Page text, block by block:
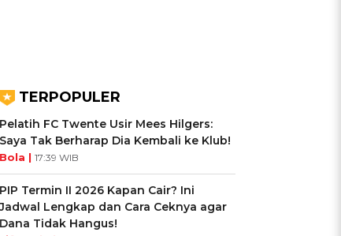
TERPOPULER
Pelatih FC Twente Usir Mees Hilgers:
Saya Tak Berharap Dia Kembali ke Klub!
Bola | 17:39 WIB
PIP Termin II 2026 Kapan Cair? Ini
Jadwal Lengkap dan Cara Ceknya agar
Dana Tidak Hangus!